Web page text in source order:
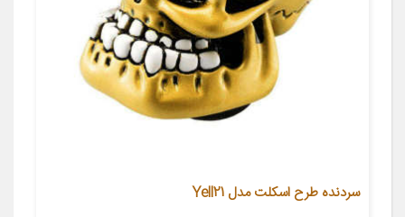
سردنده طرح اسکلت مدل Yell21